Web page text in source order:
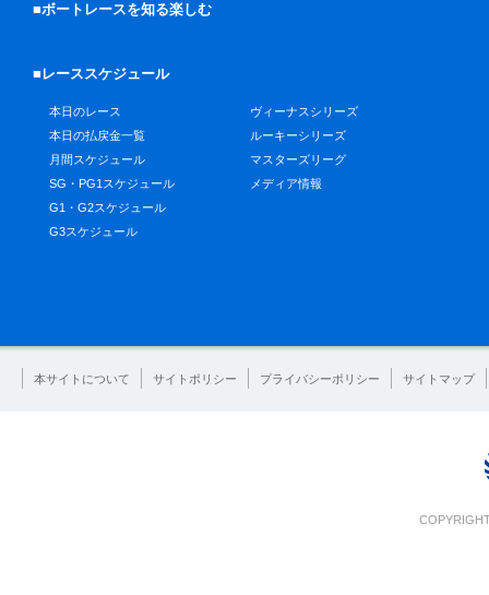
■ボートレースを知る楽しむ
■レーススケジュール
本日のレース
本日の払戻金一覧
月間スケジュール
SG・PG1スケジュール
G1・G2スケジュール
G3スケジュール
ヴィーナスシリーズ
ルーキーシリーズ
マスターズリーグ
メディア情報
本サイトについて サイトポリシー プライバシーポリシー サイトマップ